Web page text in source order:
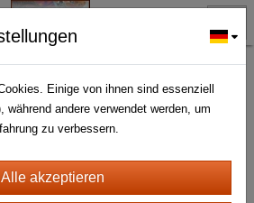
Katzen
Einige von ihnen sind essenziell
während andere verwendet werden, um
zu verbessern.